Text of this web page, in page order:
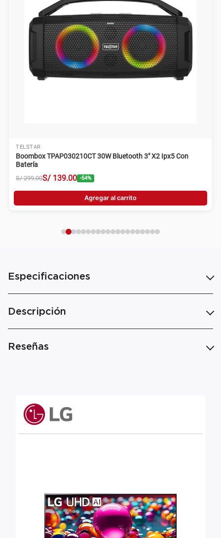
TELSTAR
Boombox TPAP030210CT 30W Bluetooth 3" X2 Ipx5 Con
Batería
S/ 299.00S/ 139.00 -54%
Agregar al carrito
Especificaciones
Descripción
Reseñas